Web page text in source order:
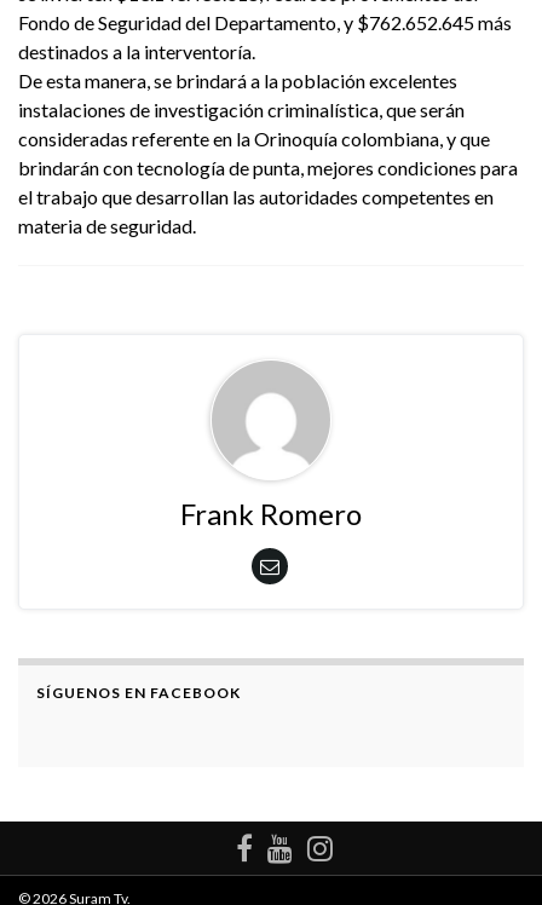
Fondo de Seguridad del Departamento, y $762.652.645 más
destinados a la interventoría.
De esta manera, se brindará a la población excelentes
instalaciones de investigación criminalística, que serán
consideradas referente en la Orinoquía colombiana, y que
brindarán con tecnología de punta, mejores condiciones para
el trabajo que desarrollan las autoridades competentes en
materia de seguridad.
Frank Romero
SÍGUENOS EN FACEBOOK
© 2026 Suram Tv.